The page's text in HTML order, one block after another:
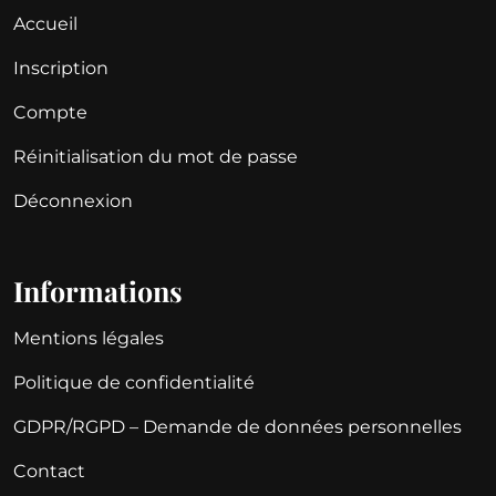
Accueil
Inscription
Compte
Réinitialisation du mot de passe
Déconnexion
Informations
Mentions légales
Politique de confidentialité
GDPR/RGPD – Demande de données personnelles
Contact